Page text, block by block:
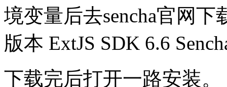
境变量后去sencha官网下
版本 ExtJS SDK 6.6
下载完后打开一路安装。